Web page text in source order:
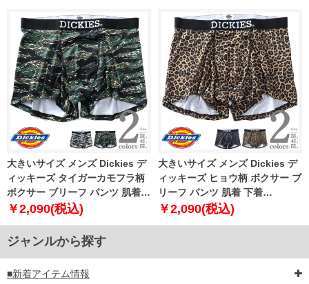
大きいサイズ メンズ Dickies デ
ィッキーズ タイガーカモフラ柄
ボクサー ブリーフ パンツ 肌着
下着 80533100
￥2,090(税込)
大きいサイズ メンズ Dickies デ
ィッキーズ ヒョウ柄 ボクサー ブ
リーフ パンツ 肌着 下着
80533200
￥2,090(税込)
ジャンルから探す
■新着アイテム情報